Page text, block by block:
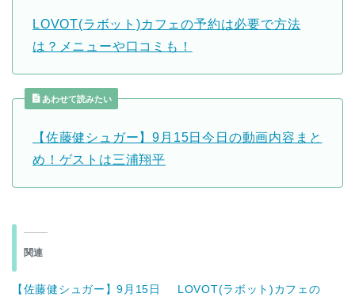
LOVOT(ラボット)カフェの予約は必要で方法
は？メニューや口コミも！
あわせて読みたい
【佐藤健シュガー】9月15日今日の動画内容まと
め！ゲストは三浦翔平
関連
【佐藤健シュガー】9月15日
LOVOT(ラボット)カフェの